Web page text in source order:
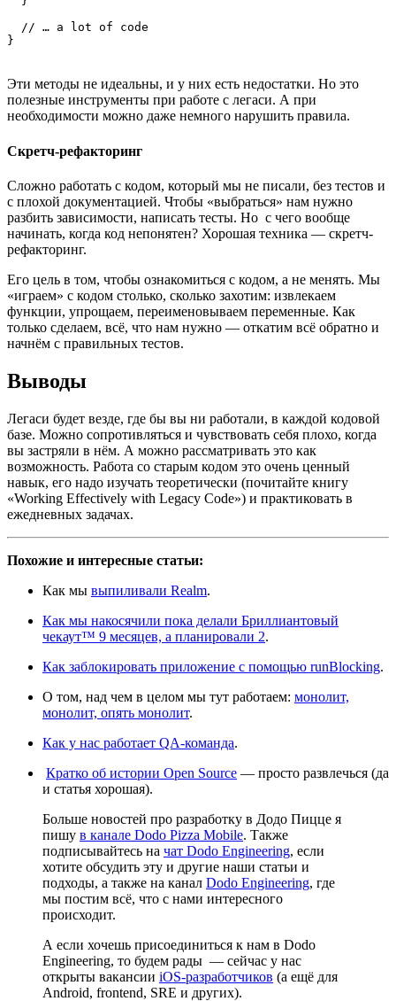
// … a lot of code
}
Эти методы не идеальны, и у них есть недостатки. Но это
полезные инструменты при работе с легаси. А при
необходимости можно даже немного нарушить правила.
Скретч-рефакторинг
Сложно работать с кодом, который мы не писали, без тестов и
с плохой документацией. Чтобы «выбраться» нам нужно
разбить зависимости, написать тесты. Но с чего вообще
начинать, когда код непонятен? Хорошая техника — скретч-
рефакторинг.
Его цель в том, чтобы ознакомиться с кодом, а не менять. Мы
«играем» с кодом столько, сколько захотим: извлекаем
функции, упрощаем, переименовываем переменные. Как
только сделаем, всё, что нам нужно — откатим всё обратно и
начнём с правильных тестов.
Выводы
Легаси будет везде, где бы вы ни работали, в каждой кодовой
базе. Можно сопротивляться и чувствовать себя плохо, когда
вы застряли в нём. А можно рассматривать это как
возможность. Работа со старым кодом это очень ценный
навык, его надо изучать теоретически (почитайте книгу
«Working Effectively with Legacy Code») и практиковать в
ежедневных задачах.
Похожие и интересные статьи:
Как мы выпиливали Realm.
Как мы накосячили пока делали Бриллиантовый
чекаут™ 9 месяцев, а планировали 2.
Как заблокировать приложение с помощью runBlocking.
О том, над чем в целом мы тут работаем: монолит,
монолит, опять монолит.
Как у нас работает QA-команда.
Кратко об истории Open Source — просто развлечься (да
и статья хорошая).
Больше новостей про разработку в Додо Пицце я
пишу в канале Dodo Pizza Mobile. Также
подписывайтесь на чат Dodo Engineering, если
хотите обсудить эту и другие наши статьи и
подходы, а также на канал Dodo Engineering, где
мы постим всё, что с нами интересного
происходит.
А если хочешь присоединиться к нам в Dodo
Engineering, то будем рады — сейчас у нас
открыты вакансии iOS-разработчиков (а ещё для
Android, frontend, SRE и других).